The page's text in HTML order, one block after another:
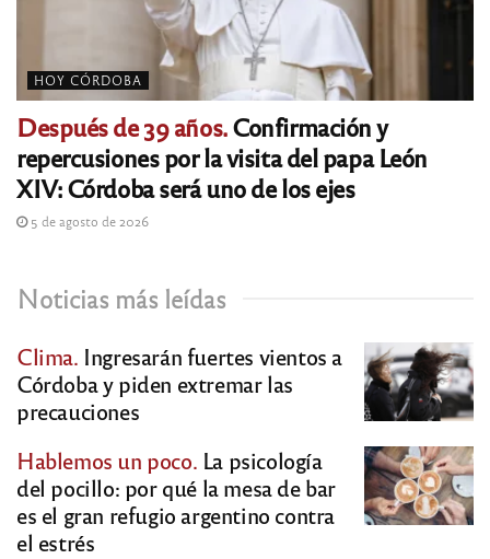
HOY CÓRDOBA
Después de 39 años.Confirmación y
repercusiones por la visita del papa León
XIV: Córdoba será uno de los ejes
5 de agosto de 2026
Noticias más leídas
Clima. Ingresarán fuertes vientos a
Córdoba y piden extremar las
precauciones
Hablemos un poco. La psicología
del pocillo: por qué la mesa de bar
es el gran refugio argentino contra
el estrés